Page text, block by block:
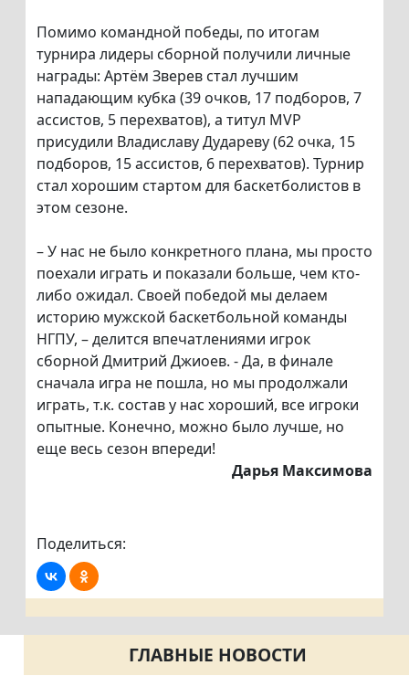
Помимо командной победы, по итогам
турнира лидеры сборной получили личные
награды: Артём Зверев стал лучшим
нападающим кубка (39 очков, 17 подборов, 7
ассистов, 5 перехватов), а титул MVP
присудили Владиславу Дудареву (62 очка, 15
подборов, 15 ассистов, 6 перехватов). Турнир
стал хорошим стартом для баскетболистов в
этом сезоне.
– У нас не было конкретного плана, мы просто
поехали играть и показали больше, чем кто-
либо ожидал. Своей победой мы делаем
историю мужской баскетбольной команды
НГПУ, – делится впечатлениями игрок
сборной Дмитрий Джиоев. - Да, в финале
сначала игра не пошла, но мы продолжали
играть, т.к. состав у нас хороший, все игроки
опытные. Конечно, можно было лучше, но
еще весь сезон впереди!
Дарья Максимова
Поделиться:
ГЛАВНЫЕ НОВОСТИ